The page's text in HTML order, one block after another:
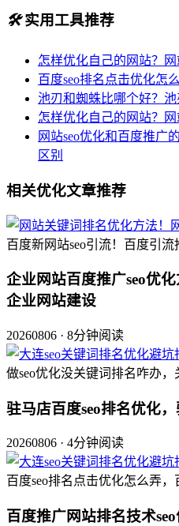
🛠️实用工具推荐
怎样优化自己的网站？
百度seo排名点击优化怎
池刃和蜘蛛比哪个好？
怎样优化自己的网站？
网站seo优化和百度推广
区别
相关优化文章推荐
百度新网站seo引流！百度引流
企业网站百度推广seo优
企业网站建设
20260806 · 8分钟阅读
做seo优化没关键词排名咋办
驻马店百度seo排名优化
20260806 · 4分钟阅读
百度seo排名点击优化怎么弄，
百度推广网站排名技术